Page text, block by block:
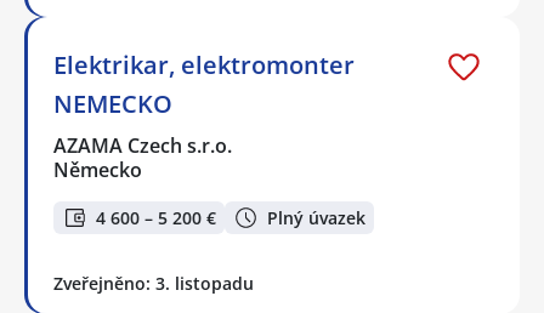
Elektrikar, elektromonter
NEMECKO
AZAMA Czech s.r.o.
Německo
4 600 – 5 200 € Plný úvazek
Zveřejněno: 3. listopadu